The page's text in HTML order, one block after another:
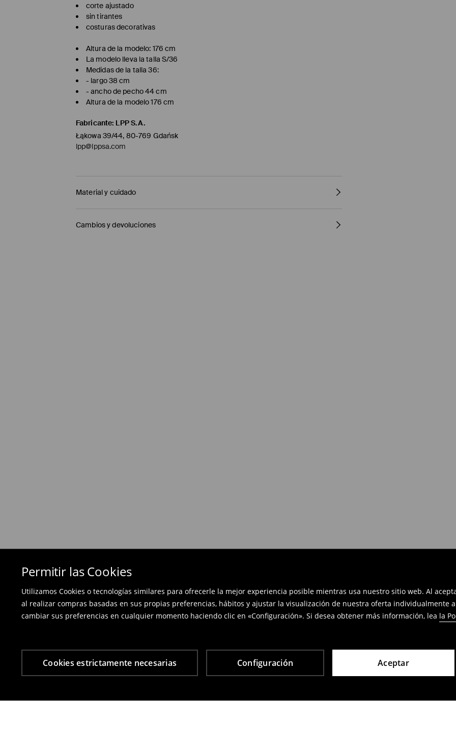
Permitir las Cookies
Utilizamos Cookies o tecnologías similares para ofrecerle la mejor experiencia posible mientras usa nuestro sitio web. Al
al realizar compras basadas en sus propias preferencias, hábitos y ajustar la visualización de nuestra oferta individualmente
cambiar sus preferencias en cualquier momento haciendo clic en «Configuración». Si desea obtener más información, lea la
Cookies estrictamente necesarias Configuración Aceptar
corte ajustado
sin tirantes
costuras decorativas
Altura de la modelo: 176 cm
La modelo lleva la talla S/36
Medidas de la talla 36:
- largo 38 cm
- ancho de pecho 44 cm
Altura de la modelo 176 cm
Fabricante: LPP S.A.
Łąkowa 39/44, 80-769 Gdańsk
lpp@lppsa.com
Material y cuidado
Principal 85% POLYESTER, 15% ELASTANE
Cambios y devoluciones